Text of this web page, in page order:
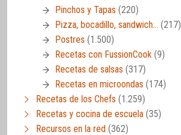
Pinchos y Tapas (220)
Pizza, bocadillo, sandwich… (217)
Postres (1.500)
Recetas con FussionCook (9)
Recetas de salsas (317)
Recetas en microondas (174)
Recetas de los Chefs (1.259)
Recetas y cocina de escuela (35)
Recursos en la red (362)